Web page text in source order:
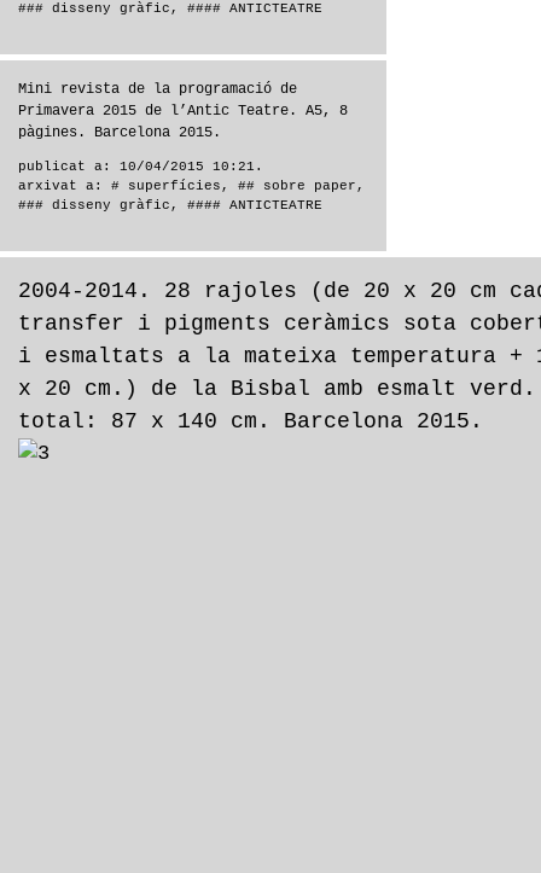
### disseny gràfic , #### ANTICTEATRE
Mini revista de la programació de
Primavera 2015 de l’Antic Teatre. A5, 8
pàgines. Barcelona 2015.
publicat a: 10/04/2015 10:21.
arxivat a: # superfícies , ## sobre paper ,
### disseny gràfic , #### ANTICTEATRE
2004-2014. 28 rajoles (de 20 x 20 cm
transfer i pigments ceràmics sota
i esmaltats a la mateixa temperatura
x 20 cm.) de la Bisbal amb esmalt
total: 87 x 140 cm. Barcelona 2015.